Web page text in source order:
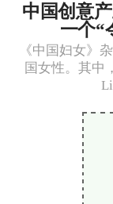
中国创意
一个“
《中国妇女》
国女性。其中